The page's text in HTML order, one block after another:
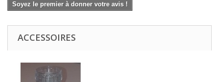
Soyez le premier à donner votre avis !
ACCESSOIRES